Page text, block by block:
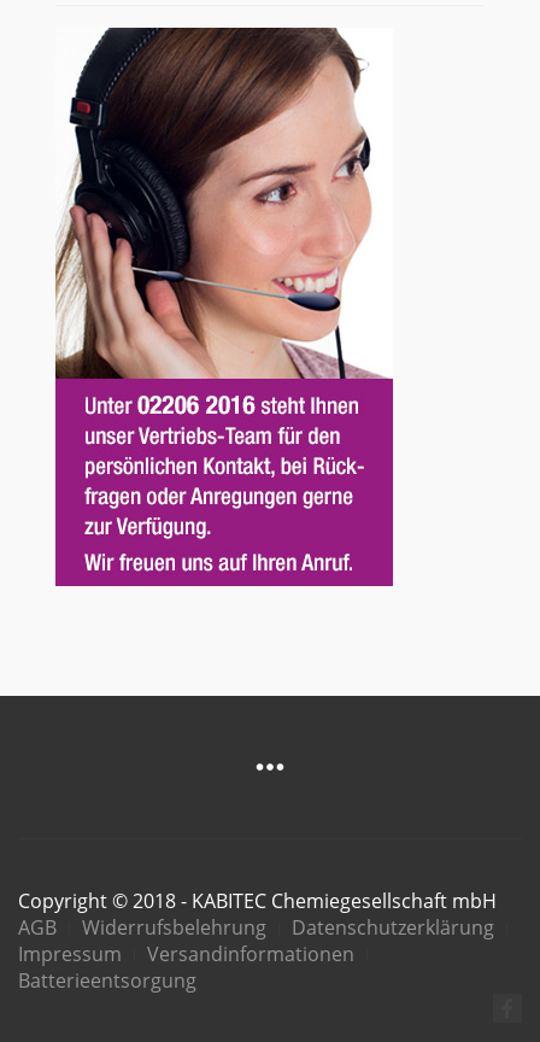
Copyright © 2018 - KABITEC Chemiegesellschaft mbH
AGB
Widerrufsbelehrung
Datenschutzerklärung
Impressum
Versandinformationen
Batterieentsorgung